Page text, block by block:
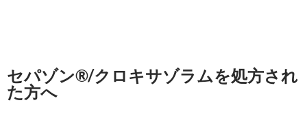
セパゾン®/クロキサゾラムを処方され
た方へ